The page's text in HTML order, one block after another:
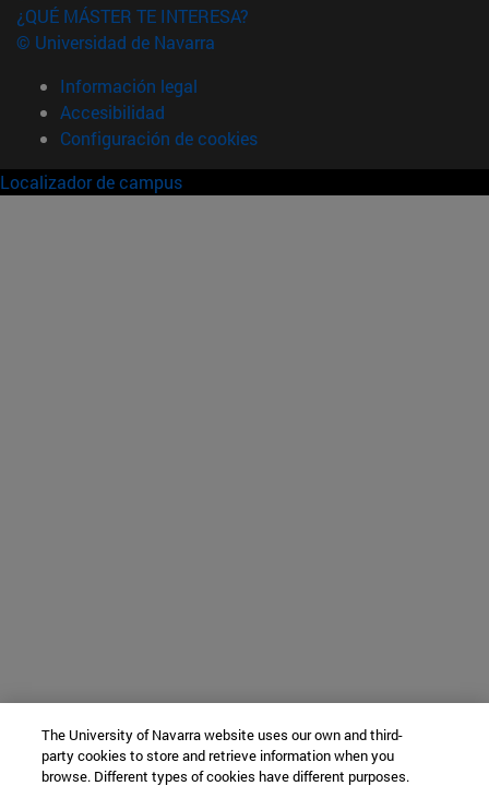
¿QUÉ MÁSTER TE INTERESA?
© Universidad de Navarra
Información legal
Accesibilidad
Configuración de cookies
Localizador de campus
The University of Navarra website uses our own and third-
party cookies to store and retrieve information when you
browse. Different types of cookies have different purposes.